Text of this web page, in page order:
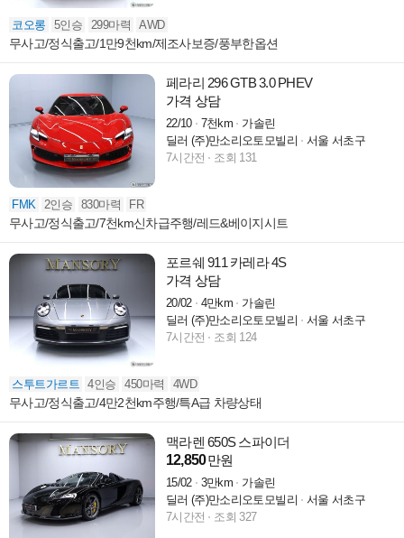
코오롱 5인승 299마력 AWD
무사고/정식출고/1만9천km/제조사보증/풍부한옵션
페라리 296 GTB 3.0 PHEV
가격 상담
22/10 7천km
가솔린
딜러 (주)만소리오토모빌리
서울 서초구
7시간전
조회 131
FMK 2인승 830마력 FR
무사고/정식출고/7천km신차급주행/레드&베이지시트
포르쉐 911 카레라 4S
가격 상담
20/02 4만km
가솔린
딜러 (주)만소리오토모빌리
서울 서초구
7시간전
조회 124
스투트가르트 4인승 450마력 4WD
무사고/정식출고/4만2천km주행/특A급 차량상태
맥라렌 650S 스파이더
12,850만원
15/02 3만km
가솔린
딜러 (주)만소리오토모빌리
서울 서초구
7시간전
조회 327